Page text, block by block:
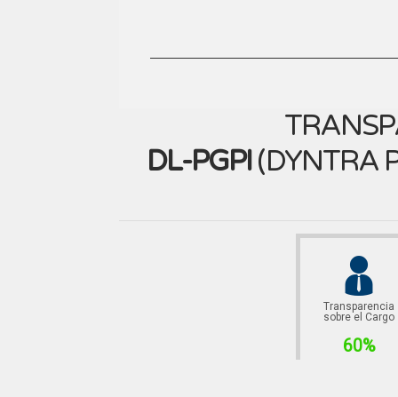
DL-PGPI(DYNTRA
Transparencia
sobre el Cargo
60%